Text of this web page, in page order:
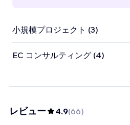
小規模プロジェクト (3)
EC コンサルティング (4)
レビュー 4.9(66)